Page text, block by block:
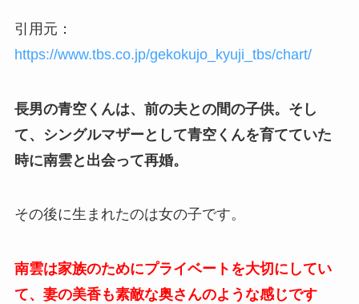
引用元：
https://www.tbs.co.jp/gekokujo_kyuji_tbs/chart/
長男の青空くんは、前の夫との間の子供。そし
て、シングルマザーとして青空くんを育てていた
時に南雲と出会って再婚。
その後に生まれたのは女の子です。
南雲は家族のためにプライベートを大切にしてい
て、妻の美香も素敵な奥さんのような感じです